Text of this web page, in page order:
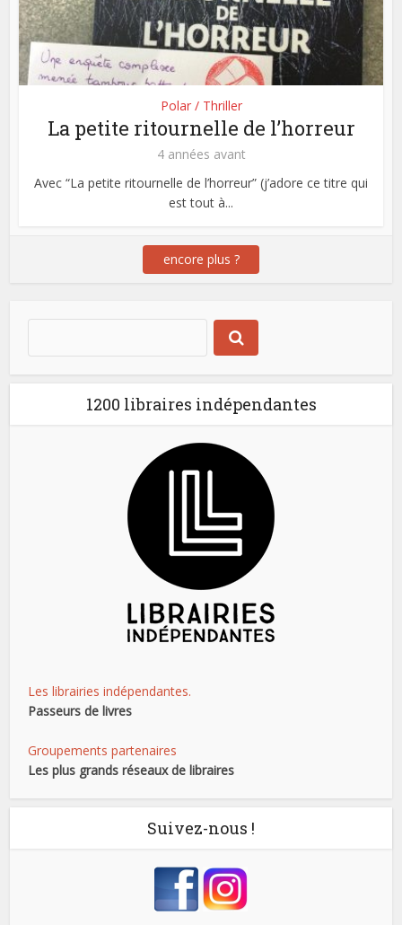
Polar / Thriller
La petite ritournelle de l’horreur
4 années avant
Avec “La petite ritournelle de l’horreur” (j’adore ce titre qui
est tout à...
encore plus ?
1200 libraires indépendantes
Les librairies indépendantes.
Passeurs de livres
Groupements partenaires
Les plus grands réseaux de libraires
Suivez-nous !